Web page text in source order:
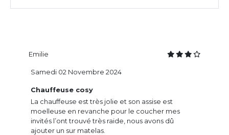
Emilie
Chauffeuse cosy
La chauffeuse est très jolie et son assise est
moelleuse en revanche pour le coucher mes
invités l’ont trouvé très raide, nous avons dû
ajouter un sur matelas.
Samedi 02 Novembre 2024